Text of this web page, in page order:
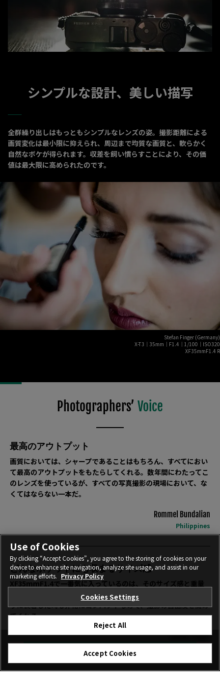
シンプルな設計、美しい描写
全群繰り出しはもっともシンプルなレンズの姿。撮影距離による
画質変化は最小限に抑えられ、周辺まで均質な画質と、軟らかく
自然なボケが得られます。収差を飼い慣らすことにより、その価
値は最大限に高められたのです。
Stefan Finger (Germany)
X-T3｜35mm｜F1.4｜1/100｜ISO320
XF35mmF1.4 R
Photographers’ Voice
最高のアウトプット
画質においては、シャープであることはもちろん、すべてにおい
て最高のアウトプットをもたらしてくれる。数年間にわたってこ
のレンズを使っているが、すべての写真撮影の現場において、な
くてはならない一本だ。
Rommel Bundalian
Philippines
どんなポケットにも収まるサイズ感
XF35mmF1.4で一番気に入っているのは、そのサイズ感と重量
だ。どんなポケットにも、どんなカバンにも容易に収まり、カメ
ラに装着した時も非常にコンパクトなので、撮影の自由度を高め
てくれる。
Stefan Finger
購入
Use of Cookies
By clicking “Accept Cookies”, you agree to the storing of cookies on your
device to enhance site navigation, analyze site usage, and assist in our
marketing efforts. Privacy Policy
Cookies Settings
Reject All
Accept Cookies